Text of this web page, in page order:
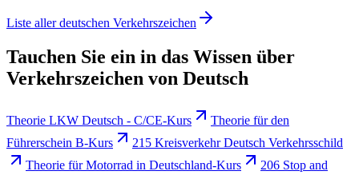
Liste aller deutschen Verkehrszeichen
Tauchen Sie ein in das Wissen über
Verkehrszeichen von Deutsch
Theorie LKW Deutsch - C/CE-Kurs
Theorie für den
Führerschein B-Kurs
215 Kreisverkehr Deutsch Verkehrsschild
Theorie für Motorrad in Deutschland-Kurs
206 Stop and